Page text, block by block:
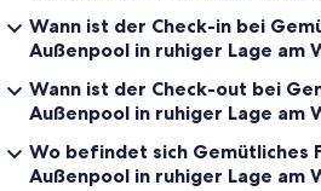
Wann ist der Check-in bei
Außenpool in ruhiger Lage am
Wann ist der Check-out bei
Außenpool in ruhiger Lage am
Wo befindet sich Gemütliches
Außenpool in ruhiger Lage am